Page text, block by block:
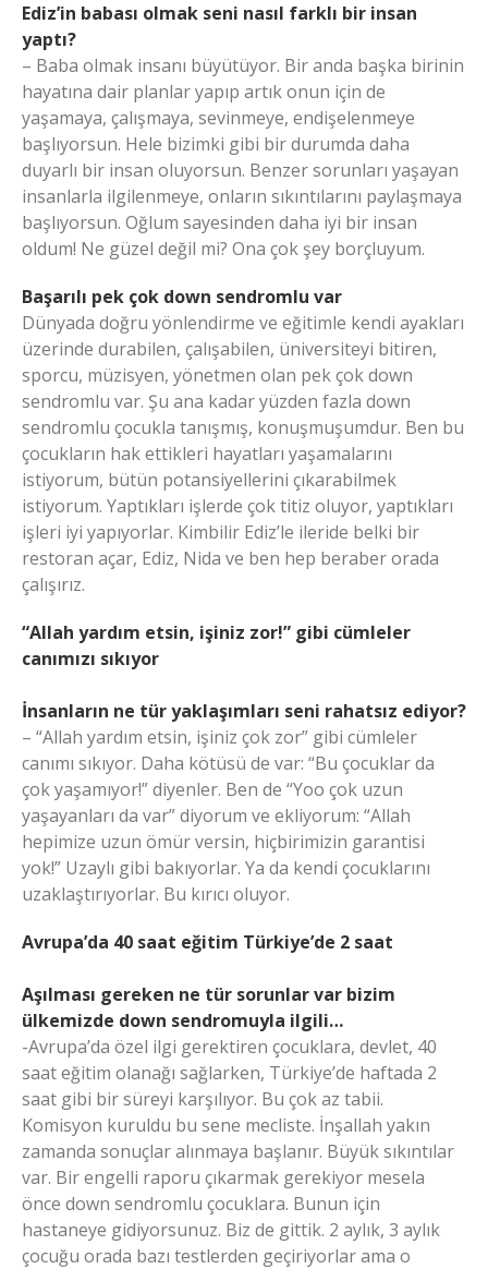
Ediz’in babası olmak seni nasıl farklı bir insan
yaptı?
– Baba olmak insanı büyütüyor. Bir anda başka birinin
hayatına dair planlar yapıp artık onun için de
yaşamaya, çalışmaya, sevinmeye, endişelenmeye
başlıyorsun. Hele bizimki gibi bir durumda daha
duyarlı bir insan oluyorsun. Benzer sorunları yaşayan
insanlarla ilgilenmeye, onların sıkıntılarını paylaşmaya
başlıyorsun. Oğlum sayesinden daha iyi bir insan
oldum! Ne güzel değil mi? Ona çok şey borçluyum.
Başarılı pek çok down sendromlu var
Dünyada doğru yönlendirme ve eğitimle kendi ayakları
üzerinde durabilen, çalışabilen, üniversiteyi bitiren,
sporcu, müzisyen, yönetmen olan pek çok down
sendromlu var. Şu ana kadar yüzden fazla down
sendromlu çocukla tanışmış, konuşmuşumdur. Ben bu
çocukların hak ettikleri hayatları yaşamalarını
istiyorum, bütün potansiyellerini çıkarabilmek
istiyorum. Yaptıkları işlerde çok titiz oluyor, yaptıkları
işleri iyi yapıyorlar. Kimbilir Ediz’le ileride belki bir
restoran açar, Ediz, Nida ve ben hep beraber orada
çalışırız.
“Allah yardım etsin, işiniz zor!” gibi cümleler
canımızı sıkıyor
İnsanların ne tür yaklaşımları seni rahatsız ediyor?
– “Allah yardım etsin, işiniz çok zor” gibi cümleler
canımı sıkıyor. Daha kötüsü de var: “Bu çocuklar da
çok yaşamıyor!” diyenler. Ben de “Yoo çok uzun
yaşayanları da var” diyorum ve ekliyorum: “Allah
hepimize uzun ömür versin, hiçbirimizin garantisi
yok!” Uzaylı gibi bakıyorlar. Ya da kendi çocuklarını
uzaklaştırıyorlar. Bu kırıcı oluyor.
Avrupa’da 40 saat eğitim Türkiye’de 2 saat
Aşılması gereken ne tür sorunlar var bizim
ülkemizde down sendromuyla ilgili…
-Avrupa’da özel ilgi gerektiren çocuklara, devlet, 40
saat eğitim olanağı sağlarken, Türkiye’de haftada 2
saat gibi bir süreyi karşılıyor. Bu çok az tabii.
Komisyon kuruldu bu sene mecliste. İnşallah yakın
zamanda sonuçlar alınmaya başlanır. Büyük sıkıntılar
var. Bir engelli raporu çıkarmak gerekiyor mesela
önce down sendromlu çocuklara. Bunun için
hastaneye gidiyorsunuz. Biz de gittik. 2 aylık, 3 aylık
çocuğu orada bazı testlerden geçiriyorlar ama o